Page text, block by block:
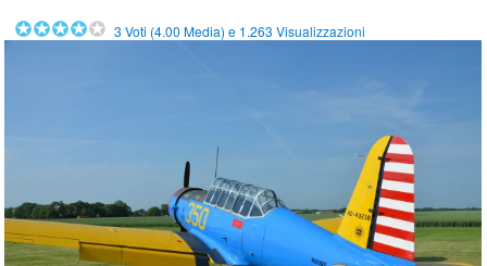
3 Voti (4.00 Media) e 1.263 Visualizzazioni